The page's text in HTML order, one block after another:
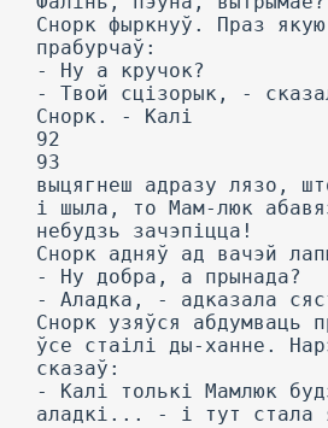
Снорк фыркнуў. Праз
прабурчаў:
- Ну а кручок?
- Твой сцізорык, -
Снорк. - Калі
92
93
выцягнеш адразу лязо,
і шыла, то Мам-люк
небудзь зачэпіцца!
Снорк адняў ад вачэй
- Ну добра, а прынада?
- Аладка, - адказала
Снорк узяўся абдумваць
ўсе стаілі ды-ханне.
сказаў:
- Калі толькі Мамлюк
аладкі... - і тут стала